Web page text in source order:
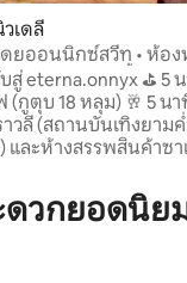
รีวิว
เดลี
ดยออนนิกซ์สวีท • ห้อง
องครัว 1 ห้องน้ำ พร้อ
⛳️ 5 นาที -
(กูตุบ 18 หลุม) 🥂 5 น
วลี (สถานบันเทิงยาม
และห้างสรรพสินค้าซ
ครื่องฟอกอากาศ 4 เครื่
🧺 การทำความสะอาด
ดวกยอดนิย